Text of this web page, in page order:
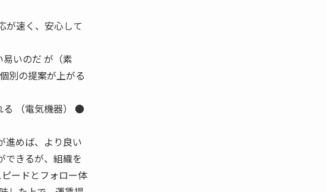
が速く、安心して
いのだ が（素
別の提案が上がる
る （電気機器） ●
進めば、より良い
できるが、組織を
ードとフォロー体